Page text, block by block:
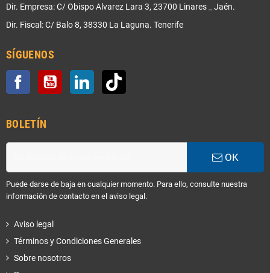
Dir. Empresa: C/ Obispo Alvarez Lara 3, 23700 Linares _ Jaén.
Dir. Fiscal: C/ Balo 8, 38330 La Laguna. Tenerife
SÍGUENOS
Facebook YouTube LinkedIn
BOLETÍN
OK
Puede darse de baja en cualquier momento. Para ello, consulte nuestra
información de contacto en el aviso legal.
Aviso legal
Términos y Condiciones Generales
Sobre nosotros